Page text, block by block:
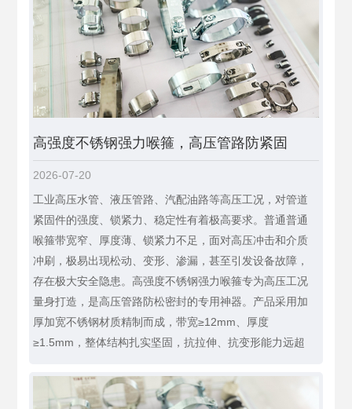
高强度不锈钢强力喉箍，高压管路防紧固
2026-07-20
工业高压水管、液压管路、汽配油路等高压工况，对管道
紧固件的强度、锁紧力、稳定性有着极高要求。普通普通
喉箍带宽窄、厚度薄、锁紧力不足，面对高压冲击和介质
冲刷，极易出现松动、变形、渗漏，甚至引发设备故障，
存在极大安全隐患。高强度不锈钢强力喉箍专为高压工况
量身打造，是高压管路防松密封的专用神器。产品采用加
厚加宽不锈钢材质精制而成，带宽≥12mm、厚度
≥1.5mm，整体结构扎实坚固，抗拉伸、抗变形能力远超